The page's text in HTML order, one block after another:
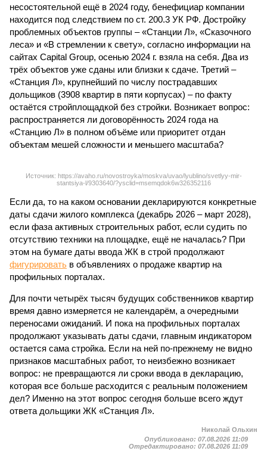
несостоятельной ещё в 2024 году, бенефициар компании
находится под следствием по ст. 200.3 УК РФ. Достройку
проблемных объектов группы – «Станции Л», «Сказочного
леса» и «В стремлении к свету», согласно информации на
сайтах Capital Group, осенью 2024 г. взяла на себя. Два из
трёх объектов уже сданы или близки к сдаче. Третий –
«Станция Л», крупнейший по числу пострадавших
дольщиков (3908 квартир в пяти корпусах) – по факту
остаётся стройплощадкой без стройки. Возникает вопрос:
распространяется ли договорённость 2024 года на
«Станцию Л» в полном объёме или приоритет отдан
объектам мешей сложности и меньшего масштаба?
Источник: https://avaho.ru/novostroyka/moskva/uvao/lyublino/svetlyy-mir-
stantsiya-l/9303640/?ysclid=msemqdok6w326352116
Если да, то на каком основании декларируются конкретные
даты сдачи жилого комплекса (декабрь 2026 – март 2028),
если фаза активных строительных работ, если судить по
отсутствию техники на площадке, ещё не началась? При
этом на бумаге даты ввода ЖК в строй продолжают
фигурировать в объявлениях о продаже квартир на
профильных порталах.
Для почти четырёх тысяч будущих собственников квартир
время давно измеряется не календарём, а очередными
переносами ожиданий. И пока на профильных порталах
продолжают указывать даты сдачи, главным индикатором
остается сама стройка. Если на ней по-прежнему не видно
признаков масштабных работ, то неизбежно возникает
вопрос: не превращаются ли сроки ввода в декларацию,
которая все больше расходится с реальным положением
дел? Именно на этот вопрос сегодня больше всего ждут
ответа дольщики ЖК «Станция Л».
Николай Ольхин
Опубликовано: 07.08.2026 11:09
Отредактировано: 07.08.2026 11:09